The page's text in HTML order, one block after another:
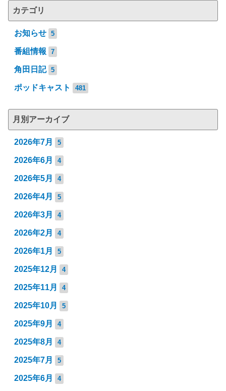
カテゴリ
お知らせ 5
番組情報 7
角田日記 5
ポッドキャスト 481
月別アーカイブ
2026年7月 5
2026年6月 4
2026年5月 4
2026年4月 5
2026年3月 4
2026年2月 4
2026年1月 5
2025年12月 4
2025年11月 4
2025年10月 5
2025年9月 4
2025年8月 4
2025年7月 5
2025年6月 4